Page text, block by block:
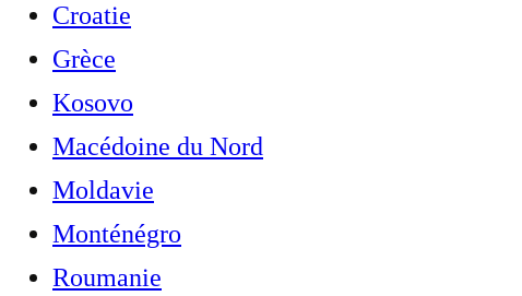
Croatie
Grèce
Kosovo
Macédoine du Nord
Moldavie
Monténégro
Roumanie